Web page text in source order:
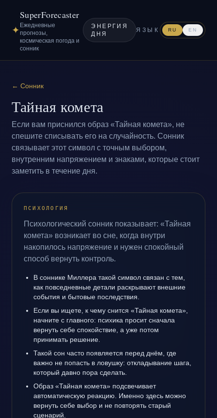
✦
SuperForecaster
Ежедневные
прогнозы,
космическая погода и
сонник
ЭНЕРГИЯ
ДНЯ
ЯЗЫК RU EN
← Сонник
Тайная комета
Если вам приснился образ «Тайная комета», не
спешите списывать его на случайность. Сонник
связывает этот символ с точным выбором,
внутренним напряжением и знаками, которые стоит
заметить в течение дня.
ПСИХОЛОГИЯ
Психологический сонник показывает: «Тайная
комета» возникает во сне, когда внутри
накопилось напряжение и нужен спокойный
способ вернуть контроль.
В соннике Миллера такой символ связан с тем,
как повседневные детали раскрывают внешние
события и бытовые последствия.
Если вы ищете, к чему снится «Тайная комета»,
начните с главного: психика просит сначала
вернуть себе спокойствие, а уже потом
принимать решение.
Такой сон часто появляется перед днём, где
важно не попасть в ловушку: откладывание шага,
который давно пора сделать.
Образ «Тайная комета» подсвечивает
автоматическую реакцию. Именно здесь можно
вернуть себе выбор и не повторять старый
сценарий.